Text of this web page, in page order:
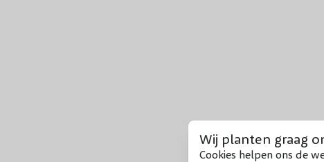
Wij planten graag
Cookies helpen ons de